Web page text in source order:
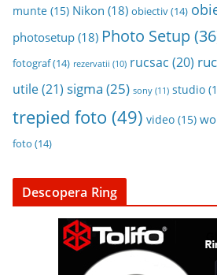
munte (15) Nikon (18) obiectiv(14)
photosetup (18) Photo Setup
fotograf(14) rezervatii (10) rucsac (20)
utile(21) sigma (25) sony (11) studio
trepied foto (49) video (15)
foto (14)
Descopera Ring